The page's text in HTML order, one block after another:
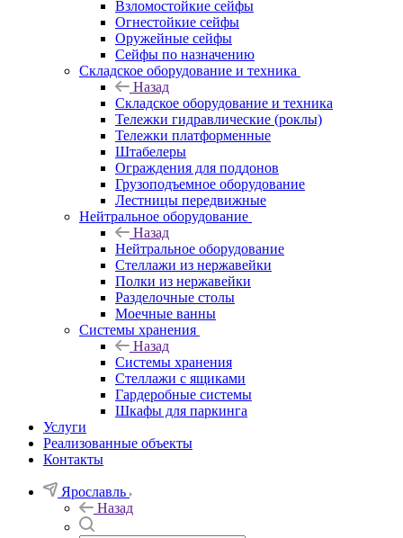
Взломостойкие сейфы
Огнестойкие сейфы
Оружейные сейфы
Сейфы по назначению
Складское оборудование и техника
Назад
Складское оборудование и техника
Тележки гидравлические (роклы)
Тележки платформенные
Штабелеры
Ограждения для поддонов
Грузоподъемное оборудование
Лестницы передвижные
Нейтральное оборудование
Назад
Нейтральное оборудование
Стеллажи из нержавейки
Полки из нержавейки
Разделочные столы
Моечные ванны
Системы хранения
Назад
Системы хранения
Стеллажи с ящиками
Гардеробные системы
Шкафы для паркинга
Услуги
Реализованные объекты
Контакты
Ярославль
Назад